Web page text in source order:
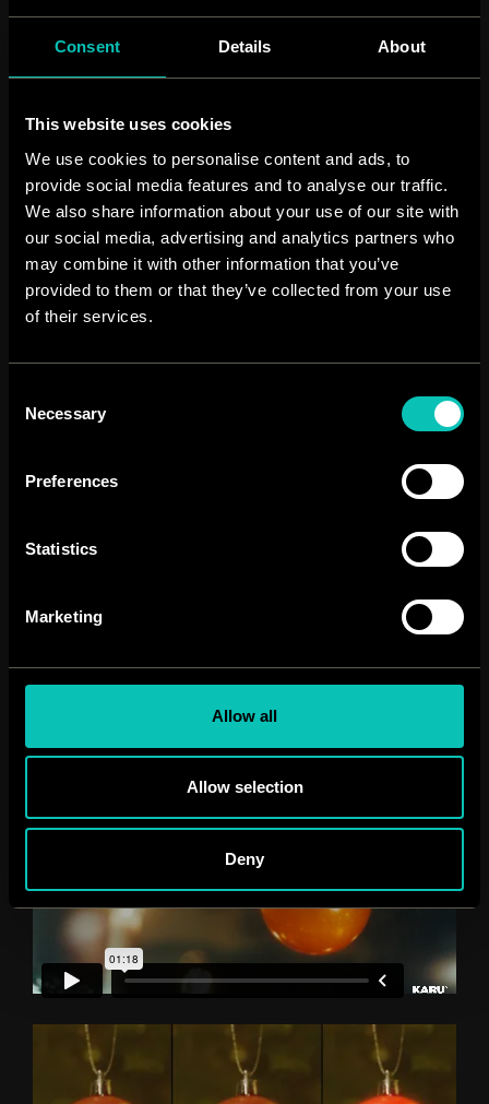
Consent Details About
This website uses cookies
We use cookies to personalise content and ads, to
provide social media features and to analyse our traffic.
We also share information about your use of our site with
our social media, advertising and analytics partners who
may combine it with other information that you’ve
provided to them or that they’ve collected from your use
of their services.
Selection
Necessary
Preferences
Statistics
Marketing
Allow all
Allow selection
Deny
Elävien joulukoristeiden tarina alkoi jouluna 2022. Daddy
ajatuksella: ”mitä liikkuisi joulukoristeiden mielessä jos ne